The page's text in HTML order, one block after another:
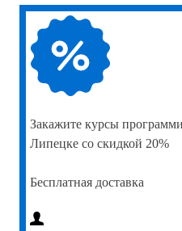
Закажите курсы
Липецке со скидкой 20%
Бесплатная доставка